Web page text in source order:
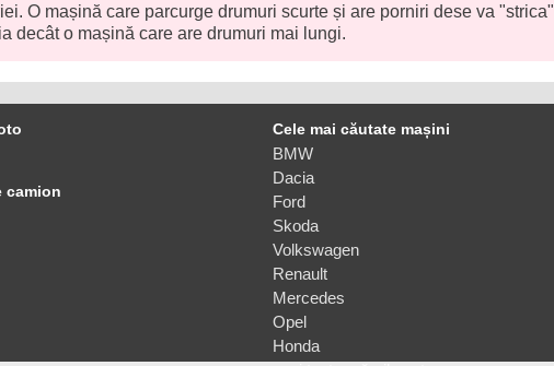
O mașină care parcurge drumuri scurte și are porniri dese va "strica"
decât o mașină care are drumuri mai lungi.
camion
Cele mai căutate mașini
BMW
Dacia
Ford
Skoda
Volkswagen
Renault
Mercedes
Opel
Honda